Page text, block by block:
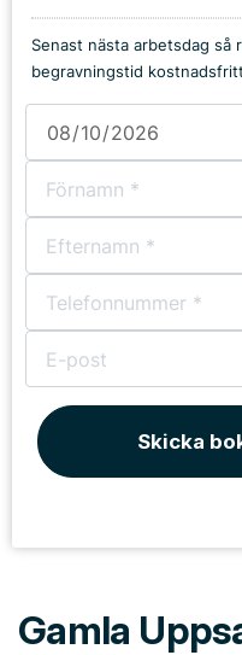
Senast nästa arbetsdag
begravningstid
Skicka
Gamla